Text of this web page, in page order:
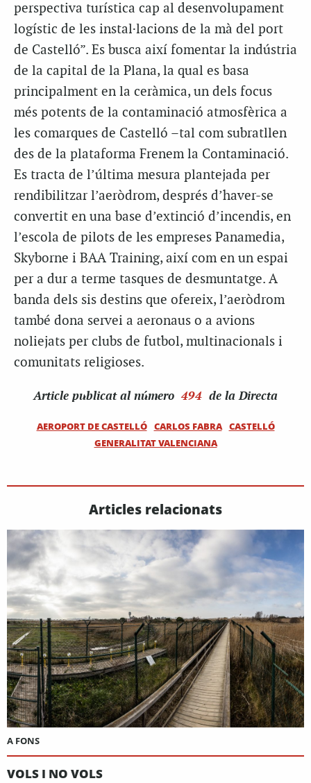
perspectiva turística cap al desenvolupament
logístic de les instal·lacions de la mà del port
de Castelló”. Es busca així fomentar la indústria
de la capital de la Plana, la qual es basa
principalment en la ceràmica, un dels focus
més potents de la contaminació atmosfèrica a
les comarques de Castelló –tal com subratllen
des de la plataforma Frenem la Contaminació.
Es tracta de l’última mesura plantejada per
rendibilitzar l’aeròdrom, després d’haver-se
convertit en una base d’extinció d’incendis, en
l’escola de pilots de les empreses Panamedia,
Skyborne i BAA Training, així com en un espai
per a dur a terme tasques de desmuntatge. A
banda dels sis destins que ofereix, l’aeròdrom
també dona servei a aeronaus o a avions
noliejats per clubs de futbol, multinacionals i
comunitats religioses.
Article publicat al número 494 de la Directa
AEROPORT DE CASTELLÓ CARLOS FABRA CASTELLÓ
GENERALITAT VALENCIANA
Articles relacionats
A FONS
VOLS I NO VOLS